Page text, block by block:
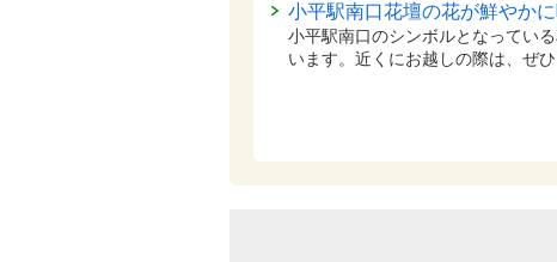
小平駅南口花壇の花が鮮やか
小平駅南口のシンボルとなってい
います。近くにお越しの際は、ぜひ